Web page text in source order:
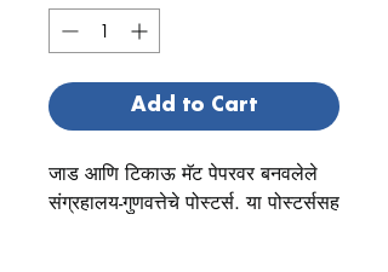
Add to Cart
जाड आणि टिकाऊ मॅट पेपरवर बनवलेले
संग्रहालय-गुणवत्तेचे पोस्टर्स. या पोस्टर्ससह